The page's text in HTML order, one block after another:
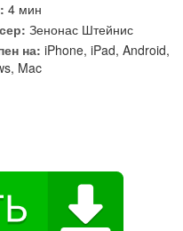
4 мин
Зенонас Штейнис
на: iPhone, iPad, Android,
Mac